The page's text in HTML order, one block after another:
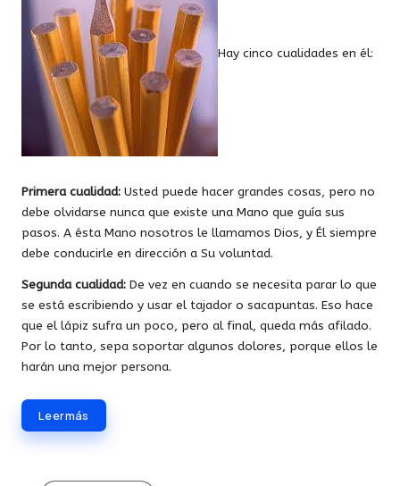
Hay cinco cualidades en él:
Primera cualidad: Usted puede hacer grandes cosas, pero no
debe olvidarse nunca que existe una Mano que guía sus
pasos. A ésta Mano nosotros le llamamos Dios, y Él siempre
debe conducirle en dirección a Su voluntad.
Segunda cualidad: De vez en cuando se necesita parar lo que
se está escribiendo y usar el tajador o sacapuntas. Eso hace
que el lápiz sufra un poco, pero al final, queda más afilado.
Por lo tanto, sepa soportar algunos dolores, porque ellos le
harán una mejor persona.
Leer más